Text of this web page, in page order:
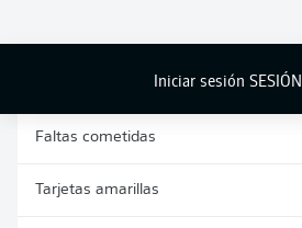
Iniciar sesión SESIÓN
Faltas cometidas
Tarjetas amarillas